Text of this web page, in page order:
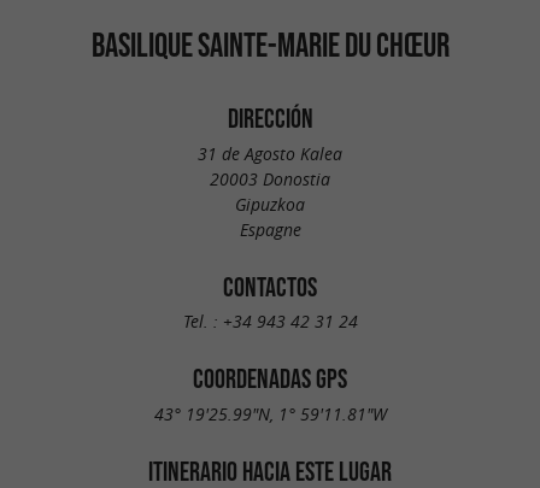
BASILIQUE SAINTE-MARIE DU CHŒUR
DIRECCIÓN
31 de Agosto Kalea
20003 Donostia
Gipuzkoa
Espagne
CONTACTOS
Tel. : +34 943 42 31 24
COORDENADAS GPS
43° 19'25.99"N, 1° 59'11.81"W
ITINERARIO HACIA ESTE LUGAR